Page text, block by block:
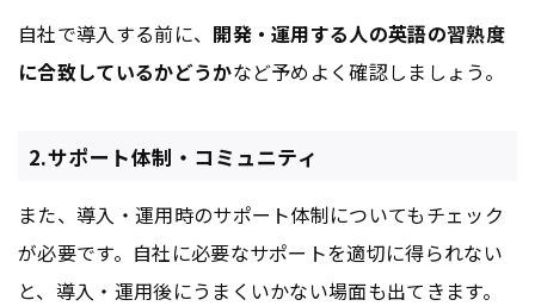
自社で導入する前に、 開発・運用する人の英語の習熟度
に合致しているかどうかなど予めよく確認しましょう。
2.サポート体制・コミュニティ
また、導入・運用時のサポート体制についてもチェック
が必要です。自社に必要なサポートを適切に得られない
と、導入・運用後にうまくいかない場面も出てきます。